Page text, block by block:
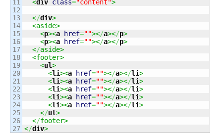
11
12
13
14
15
16
17
18
19
20
21
22
23
24
25
26
<div class="content">
</div>
<aside>
<p><a href=""></a></p>
<p><a href=""></a></p>
</aside>
<footer>
<ul>
<li><a href=""></a></li>
<li><a href=""></a></li>
<li><a href=""></a></li>
<li><a href=""></a></li>
<li><a href=""></a></li>
</ul>
</footer>
</div>